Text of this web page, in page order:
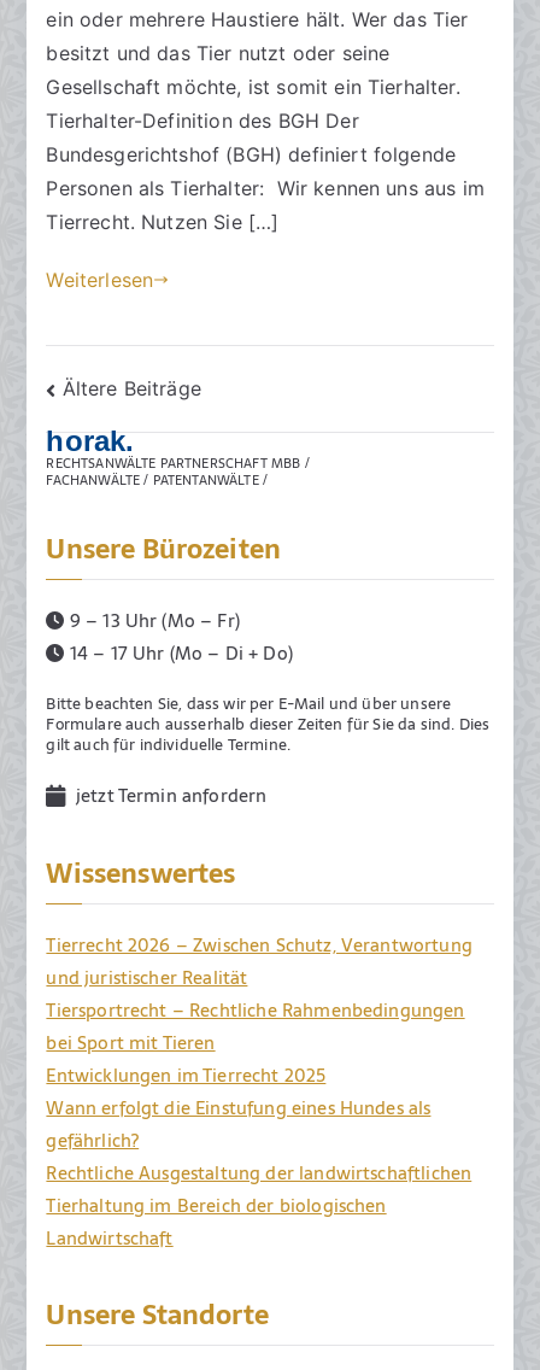
a
m
1
A
u
g
s
2
3
ein oder mehrere Haustiere hält. Wer das Tier
besitzt und das Tier nutzt oder seine
Gesellschaft möchte, ist somit ein Tierhalter.
Tierhalter-Definition des BGH Der
Bundesgerichtshof (BGH) definiert folgende
Personen als Tierhalter: Wir kennen uns aus im
Tierrecht. Nutzen Sie […]
Weiterlesen
Beitragsnavigation
Ältere Beiträge
horak.
RECHTSANWÄLTE PARTNERSCHAFT MBB /
FACHANWÄLTE / PATENTANWÄLTE /
Unsere Bürozeiten
9 – 13 Uhr (Mo – Fr)
14 – 17 Uhr (Mo – Di + Do)
Bitte beachten Sie, dass wir per E-Mail und über unsere
Formulare auch ausserhalb dieser Zeiten für Sie da sind. Dies
gilt auch für individuelle Termine.
jetzt Termin anfordern
Wissenswertes
Tierrecht 2026 – Zwischen Schutz, Verantwortung
und juristischer Realität
Tiersportrecht – Rechtliche Rahmenbedingungen
bei Sport mit Tieren
Entwicklungen im Tierrecht 2025
Wann erfolgt die Einstufung eines Hundes als
gefährlich?
Rechtliche Ausgestaltung der landwirtschaftlichen
Tierhaltung im Bereich der biologischen
Landwirtschaft
Unsere Standorte